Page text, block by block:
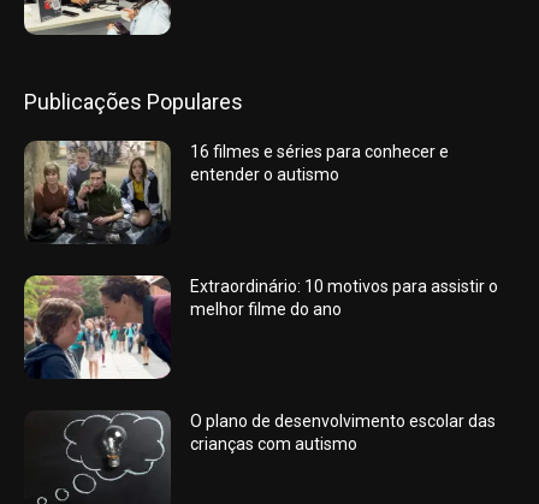
Publicações Populares
16 filmes e séries para conhecer e
entender o autismo
Extraordinário: 10 motivos para assistir o
melhor filme do ano
O plano de desenvolvimento escolar das
crianças com autismo